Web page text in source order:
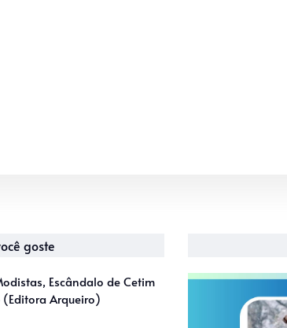
goste
Escândalo de Cetim
Arqueiro)